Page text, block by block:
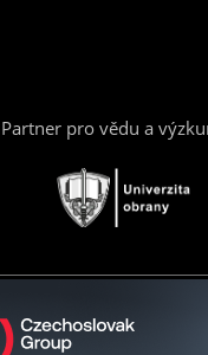
Partner pro vědu a